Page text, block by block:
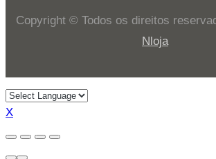
Copyright © Todos os direitos
Nloja
X